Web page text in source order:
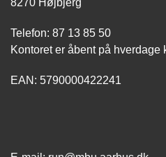
8270 Højbjerg
Telefon: 87 13 85 50
Kontoret er åbent på hverdage
EAN: 5790000422241